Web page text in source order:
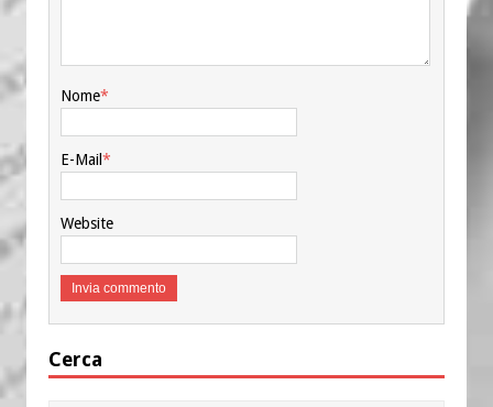
Nome*
E-Mail*
Website
Cerca